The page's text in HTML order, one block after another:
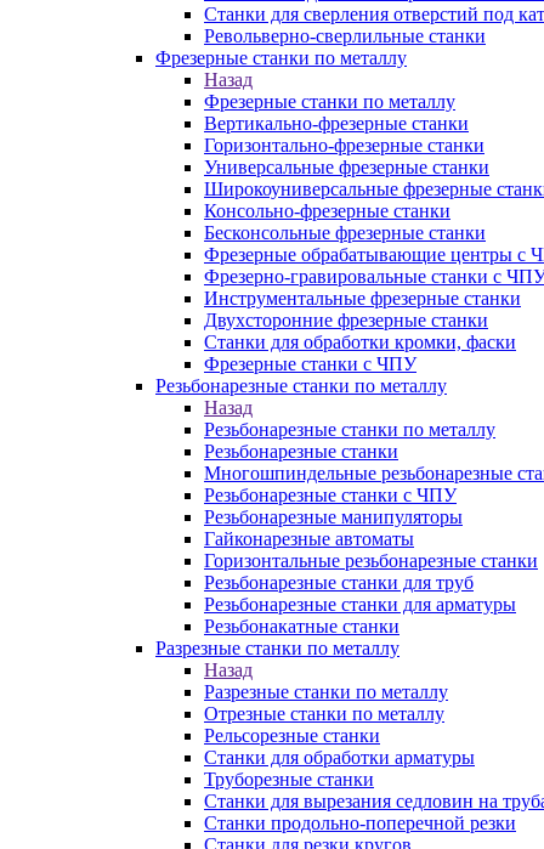
Станки для сверления отверстий под
Револьверно-сверлильные станки
Фрезерные станки по металлу
Назад
Фрезерные станки по металлу
Вертикально-фрезерные станки
Горизонтально-фрезерные станки
Универсальные фрезерные станки
Широкоуниверсальные фрезерные
Консольно-фрезерные станки
Бесконсольные фрезерные станки
Фрезерные обрабатывающие центры с
Фрезерно-гравировальные станки с
Инструментальные фрезерные станки
Двухсторонние фрезерные станки
Станки для обработки кромки, фаски
Фрезерные станки с ЧПУ
Резьбонарезные станки по металлу
Назад
Резьбонарезные станки по металлу
Резьбонарезные станки
Многошпиндельные резьбонарезные
Резьбонарезные станки с ЧПУ
Резьбонарезные манипуляторы
Гайконарезные автоматы
Горизонтальные резьбонарезные станки
Резьбонарезные станки для труб
Резьбонарезные станки для арматуры
Резьбонакатные станки
Разрезные станки по металлу
Назад
Разрезные станки по металлу
Отрезные станки по металлу
Рельсорезные станки
Станки для обработки арматуры
Труборезные станки
Станки для вырезания седловин на
Станки продольно-поперечной резки
Станки для резки кругов